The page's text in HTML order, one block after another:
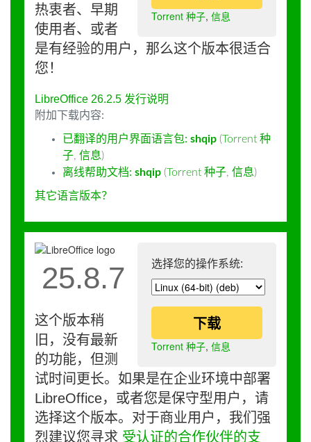
Torrent 种子, 信息
热衷者、早期
使用者、或者
是有经验的用户，那么这个版本很适合
您！
LibreOffice 26.2.5 发行说明
附加下载内容:
已翻译的用户界面语言包: shqip (Torrent 种
子, 信息)
离线帮助文档: shqip (Torrent 种子, 信息)
其它语言版本？
选择您的操作系统:
下载
Torrent 种子, 信息
25.8.7
这个版本稍
旧，没有最新
的功能，但测
试时间更长。如果是在企业环境中部署
LibreOffice，或者您是保守型用户，请
选择这个版本。对于商业用户，我们强
烈建议您寻求 受认证的合作伙伴的支